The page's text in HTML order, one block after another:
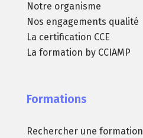
Notre organisme
Nos engagements qualité
La certification CCE
La formation by CCIAMP
Formations
Rechercher une formation